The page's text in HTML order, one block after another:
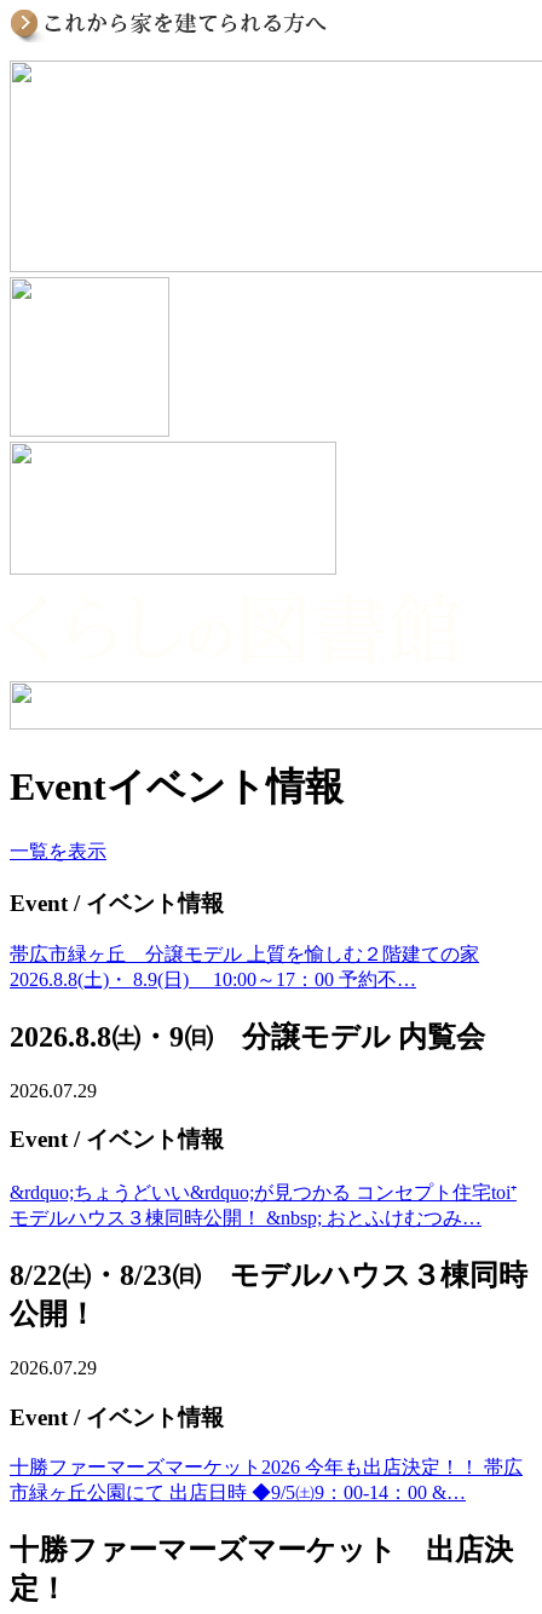
Eventイベント情報
一覧を表示
Event / イベント情報
帯広市緑ヶ丘 分譲モデル 上質を愉しむ２階建ての家
2026.8.8(土)・ 8.9(日) 10:00～17：00 予約不…
2026.8.8㈯・9㈰ 分譲モデル 内覧会
2026.07.29
Event/ イベント情報
&rdquo;ちょうどいい&rdquo;が見つかる コンセプト住宅toi⁺
モデルハウス３棟同時公開！ &nbsp; おとふけむつみ…
8/22㈯・8/23㈰ モデルハウス３棟同時
公開！
2026.07.29
Event / イベント情報
十勝ファーマーズマーケット2026 今年も出店決定！！ 帯広
市緑ヶ丘公園にて 出店日時 ◆9/5㈯9：00-14：00 &…
十勝ファーマーズマーケット 出店決
定！